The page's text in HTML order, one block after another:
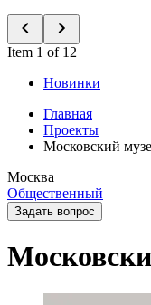
Item 1 of 12
Новинки
Главная
Проекты
Московский
Москва
Общественный
Задать вопрос